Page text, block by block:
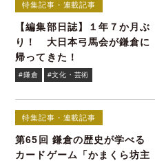
特集記事・連載記事
【編集部日誌】１年７か月ぶ
り！ 大日本弓馬会が鎌倉に
帰ってきた！
#鎌倉 #文化・芸術
特集記事・連載記事
第65回 鎌倉の歴史が学べる
カードゲーム「かまくら坊主